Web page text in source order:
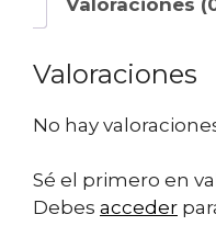
Valoraciones
No hay
Sé el primero en
Debes acceder